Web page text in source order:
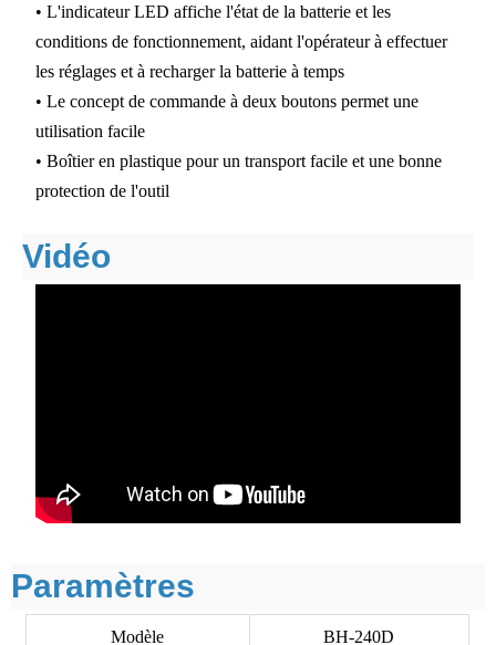
• L'indicateur LED affiche l'état de la batterie et les
conditions de fonctionnement, aidant l'opérateur à effectuer
les réglages et à recharger la batterie à temps
• Le concept de commande à deux boutons permet une
utilisation facile
• Boîtier en plastique pour un transport facile et une bonne
protection de l'outil
Vidéo
Paramètres
Modèle BH-240D